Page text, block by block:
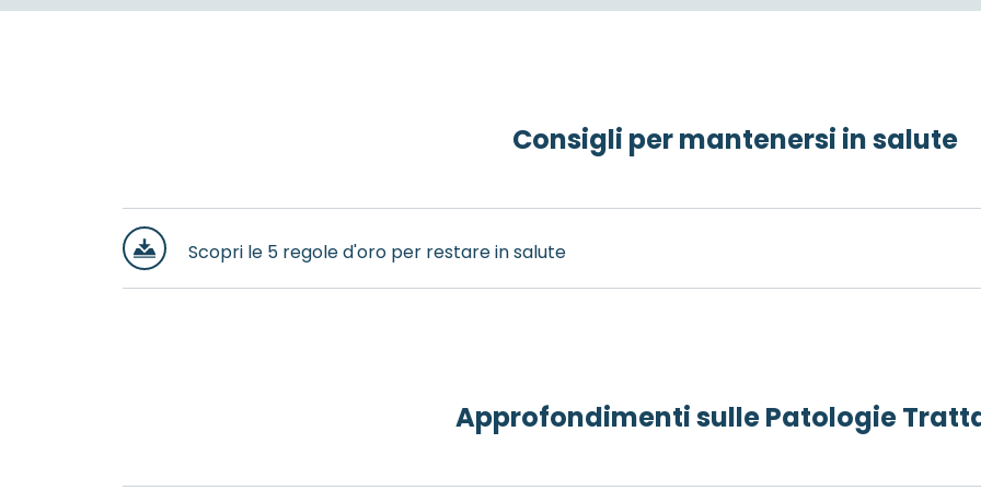
Consigli per mantenersi in salute
Scopri le 5 regole d'oro per restare in salute
Approfondimenti sulle Patologie